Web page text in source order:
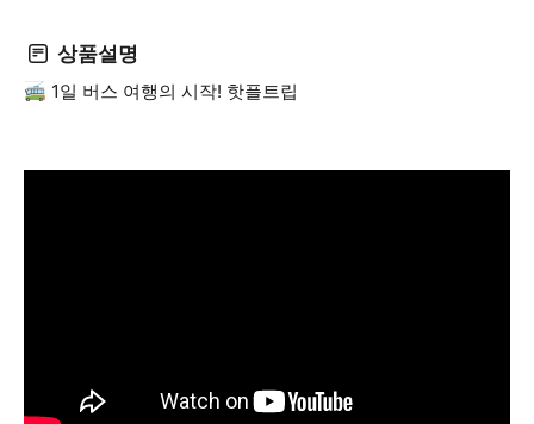
상품설명
🚎 1일 버스 여행의 시작! 핫플트립